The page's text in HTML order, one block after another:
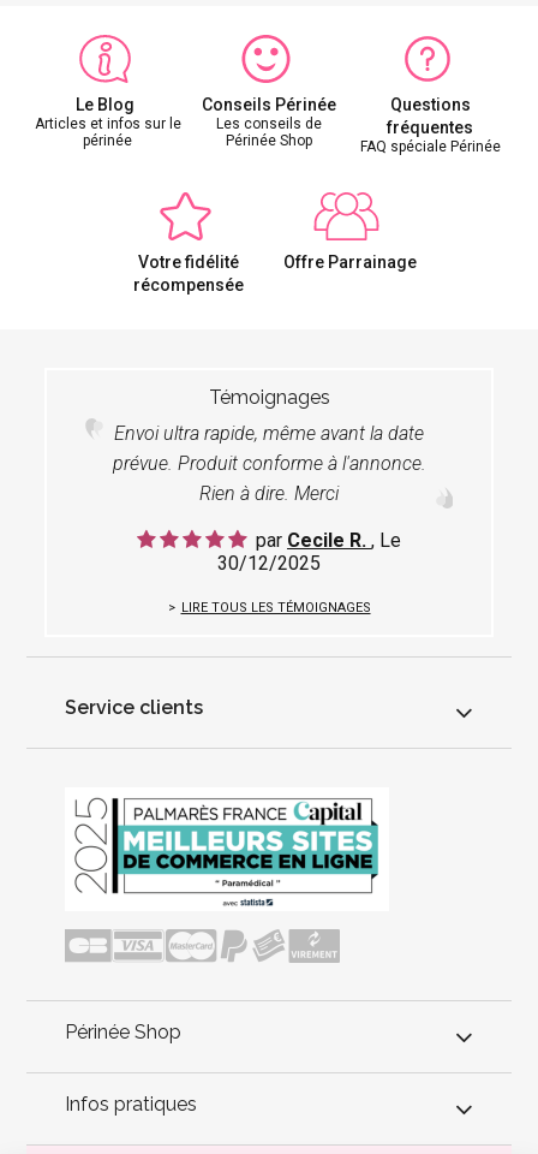
Le Blog
Articles et infos sur le
périnée
Conseils Périnée
Les conseils de
Périnée Shop
Questions
fréquentes
FAQ spéciale Périnée
Votre fidélité
récompensée
Offre Parrainage
Témoignages
Envoi ultra rapide, même avant la date
prévue. Produit conforme à l'annonce.
Rien à dire. Merci
par Cecile R. , Le
30/12/2025
LIRE TOUS LES TÉMOIGNAGES
Service clients
Périnée Shop
Infos pratiques